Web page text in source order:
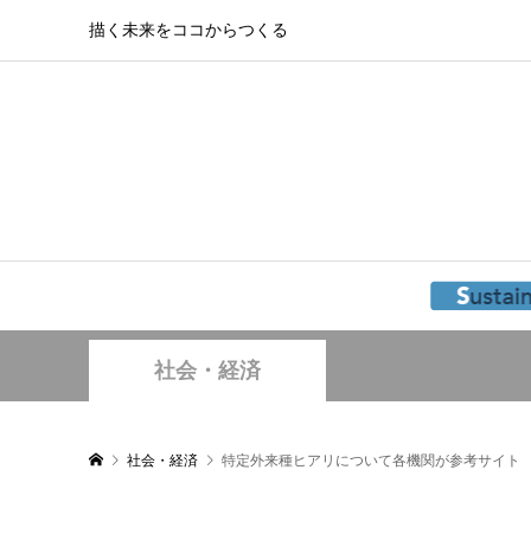
描く未来をココからつくる
社会・経済
社会・経済 特定外来種ヒアリについて各機関が参考サイト